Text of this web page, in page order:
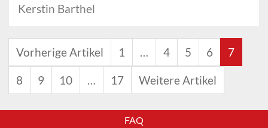
Kerstin Barthel
Vorherige Artikel 1 … 4 5 6 7
8 9 10 … 17 Weitere Artikel
FAQ